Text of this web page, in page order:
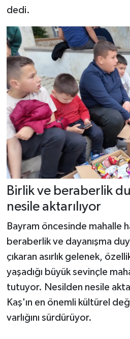
dedi.
Birlik ve beraberlik
nesile aktarılıyor
Bayram öncesinde mahalle
beraberlik ve dayanışma
çıkaran asırlık gelenek,
yaşadığı büyük sevinçle
tutuyor. Nesilden nesile
Kaş'ın en önemli kültürel
varlığını sürdürüyor.